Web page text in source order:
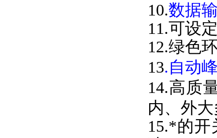
10.数据
11.可设
12.绿色
13.自动
14.高质
内、外
15.*的